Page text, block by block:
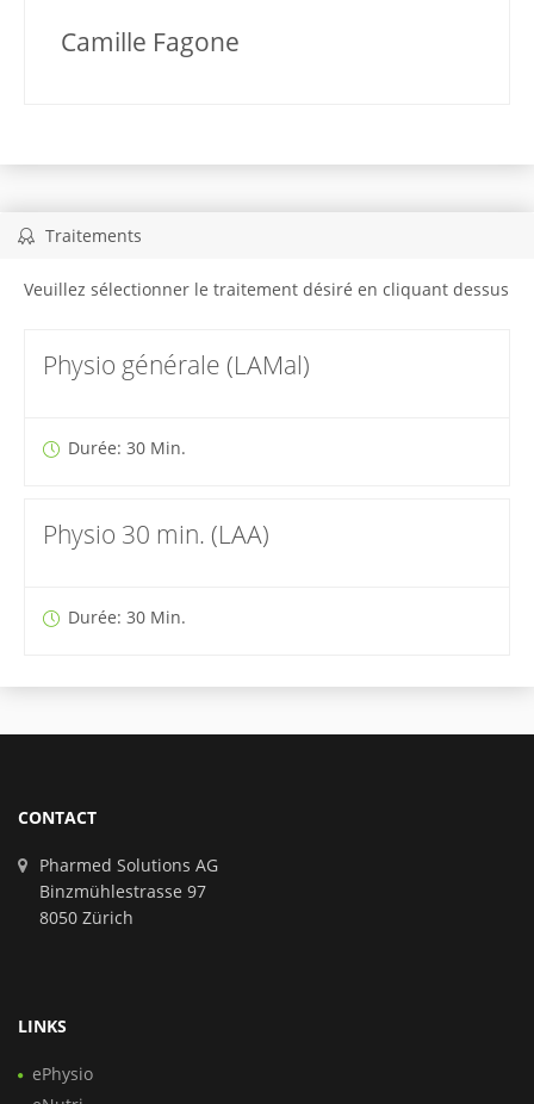
Camille Fagone
Traitements
Veuillez sélectionner le traitement désiré en cliquant dessus
Physio générale (LAMal)
Durée: 30 Min.
Physio 30 min. (LAA)
Durée: 30 Min.
CONTACT
Pharmed Solutions AG
Binzmühlestrasse 97
8050 Zürich
LINKS
ePhysio